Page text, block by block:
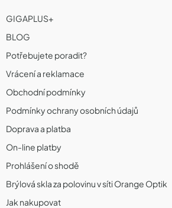
GIGAPLUS+
BLOG
Potřebujete poradit?
Vrácení a reklamace
Obchodní podmínky
Podmínky ochrany osobních údajů
Doprava a platba
On-line platby
Prohlášení o shodě
Brýlová skla za polovinu v síti Orange Optik
Jak nakupovat